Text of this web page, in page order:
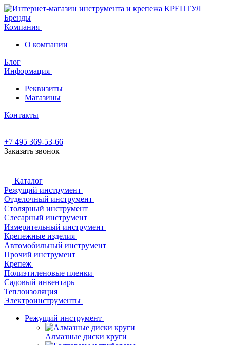
Бренды
Компания
О компании
Блог
Информация
Реквизиты
Магазины
Контакты
+7 495 369-53-66
Заказать звонок
Каталог
Режущий инструмент
Отделочный инструмент
Столярный инструмент
Слесарный инструмент
Измерительный инструмент
Крепежные изделия
Автомобильный инструмент
Прочий инструмент
Крепеж
Полиэтиленовые пленки
Садовый инвентарь
Теплоизоляция
Электроинструменты
Режущий инструмент
Алмазные диски круги